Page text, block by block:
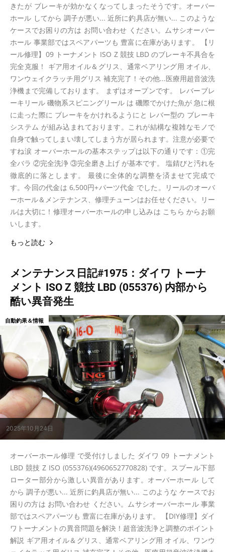
きたが ブレーキが効かなくなってしまったそうです。オーバー
ホール してから 調子が悪い... 近所に釣具店が無い... このような
ケースでお困りの方は お問い合わせ ください。ムサシオーバー
ホール 事業部ではスペアパーツも 豊富に在庫があります。 【リ
ール修理】09 トーナメント ISO Z 競技 LBD のブレーキ不具合を
完全克服！ ギア用オイル＆グリス、通常ベアリング用 オイル、
ワンウェイクラッチ用グリス 補充完了！その他...医療用超音波洗
浄機まで完備しております。 まずはオープンです。 レバーブレ
ーキリール 磯物系スピニングリール は 磯際でかけた魚が 急に根
に走った際に ブレーキをかけれるようにと レバー型の ブレーキ
システム が組み込まれております。これが結構な複雑なモノで
自身で触ってしまい壊してしまう方が居られます。注意が必要で
すね涙 オーバーホールの基本ステップは以下の通りです：①完
全バラ ②完全洗浄 ③完全磨き上げ が基本です。 塩錆びと汚れを
徹底的に落とします。 最後に全体的な調整を済ませて完成で
す。今回の代金は 6,500円+パーツ代金 でした。リールのオーバ
ーホール＆メンテナンス、修理チューンはお任せください。リー
ルは大切に！修理オーバーホールの申し込みは こちら からお願
いします。
もっと読む
メンテナンス日記#1975：ダイワ トーナ
メント ISO Z 競技 LBD (055376) 内部から
酷い異音発生
2025年10月24日
自動釣果＆情報
オーバーホール修理 で受付けしました ダイワ 09 トーナメント
LBD 競技 Z ISO (055376)(4960652770828) です。スプール下部
ローター部分から激しい異音があります。オーバーホール して
から 調子が悪い... 近所に釣具店が無い... このような ケースでお
困りの方は お問い合わせ ください。ムサシオーバーホール 事業
部ではスペアパーツも 豊富に在庫があります。 【DIY修理】ダイ
ワトーナメントの異音問題を解決！超音波洗浄と調整のポイント
解説 ギア用オイル＆グリス、通常ベアリング用 オイル、ワンウ